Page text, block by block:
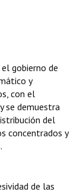
gobierno de
y
con el
se demuestra
del
concentrados y
de las